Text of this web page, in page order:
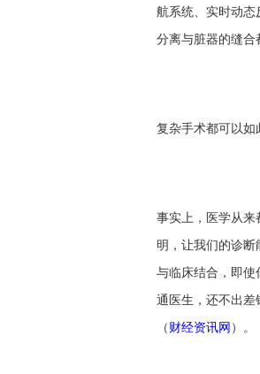
航系统、实时动态
分离与脏器的缝合
复杂手术都可以如
事实上，医学从来
明，让我们的诊
与临床结合，即使
通医生，还不出差
（ 财经资讯网 ）。